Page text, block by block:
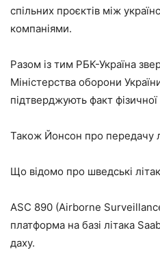
спільних проєктів між
компаніями.
Разом із тим РБК-Україна
Міністерства оборони
підтверджують факт фізичної
Також Йонсон про передачу
Що відомо про шведські
ASC 890 (Airborne
платформа на базі літака
даху.